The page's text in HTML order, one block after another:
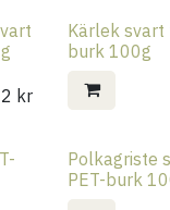
kr
Kärlek svart
burk 100g
Polkagriste
PET-burk